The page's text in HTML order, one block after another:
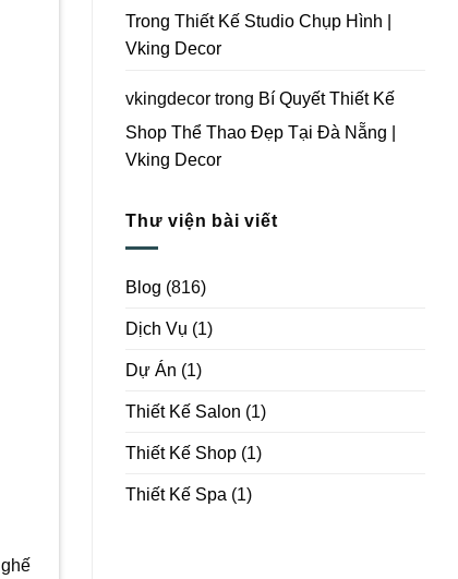
Trong Thiết Kế Studio Chụp Hình |
Vking Decor
vkingdecor trong Bí Quyết Thiết Kế
Shop Thể Thao Đẹp Tại Đà Nẵng |
Vking Decor
Thư viện bài viết
Blog (816)
Dịch Vụ (1)
Dự Án (1)
Thiết Kế Salon (1)
Thiết Kế Shop (1)
Thiết Kế Spa (1)